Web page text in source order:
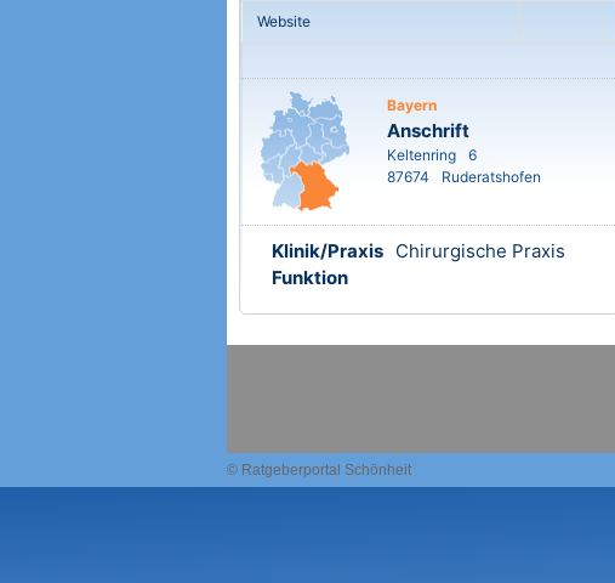
Website
Bayern
Anschrift
Keltenring
6
87674
Ruderatshofen
Klinik/Praxis Chirurgische Praxis
Funktion
© Ratgeberportal Schönheit